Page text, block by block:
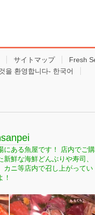
サイトマップ Fresh
을 환영합니다- 한국어
にある魚屋です！
店内でご購
新鮮な海鮮どんぶりや寿司、
カニ等店内で召し上がってい
！